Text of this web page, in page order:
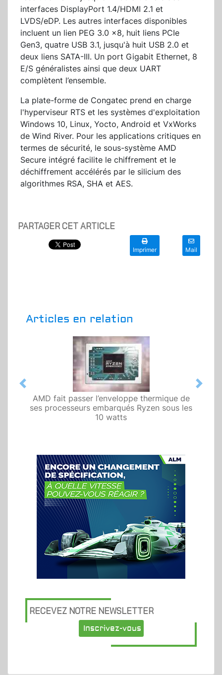
interfaces DisplayPort 1.4/HDMI 2.1 et
LVDS/eDP. Les autres interfaces disponibles
incluent un lien PEG 3.0 x8, huit liens PCIe
Gen3, quatre USB 3.1, jusqu'à huit USB 2.0 et
deux liens SATA-III. Un port Gigabit Ethernet, 8
E/S généralistes ainsi que deux UART
complètent l’ensemble.
La plate-forme de Congatec prend en charge
l'hyperviseur RTS et les systèmes d'exploitation
Windows 10, Linux, Yocto, Android et VxWorks
de Wind River. Pour les applications critiques en
termes de sécurité, le sous-système AMD
Secure intégré facilite le chiffrement et le
déchiffrement accélérés par le silicium des
algorithmes RSA, SHA et AES.
PARTAGER CET ARTICLE
Imprimer Mail
Articles en relation
AMD fait passer l’enveloppe thermique de
ses processeurs embarqués Ryzen sous les
10 watts
Previous Next
RECEVEZ NOTRE NEWSLETTER
Inscrivez-vous